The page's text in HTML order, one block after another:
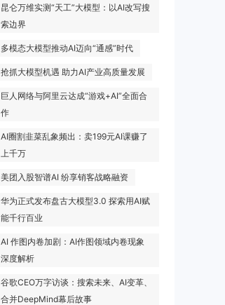
昆仑万维实测“天工”大模型：以AI改写搜
索边界
多模态大模型推动AI迈向“通感”时代
抢抓大模型机遇 助力AI产业高质量发展
巨人网络与阿里云达成“游戏+AI”全面合
作
AI圈割韭菜乱象频出：卖199元AI课赚了
上千万
美团入股智谱AI 纷享销客战略融资
华为正式发布盘古大模型3.0 探索用AI赋
能千行百业
AI 作图内卷加剧：AI作图领域内卷现象
深度解析
谷歌CEO万字访谈：搜索未来、AI变革、
合并DeepMind幕后故事